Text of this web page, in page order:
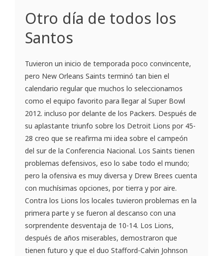
Otro día de todos los
Santos
Tuvieron un inicio de temporada poco convincente,
pero New Orleans Saints terminó tan bien el
calendario regular que muchos lo seleccionamos
como el equipo favorito para llegar al Super Bowl
2012. incluso por delante de los Packers. Después de
su aplastante triunfo sobre los Detroit Lions por 45-
28 creo que se reafirma mi idea sobre el campeón
del sur de la Conferencia Nacional. Los Saints tienen
problemas defensivos, eso lo sabe todo el mundo;
pero la ofensiva es muy diversa y Drew Brees cuenta
con muchísimas opciones, por tierra y por aire.
Contra los Lions los locales tuvieron problemas en la
primera parte y se fueron al descanso con una
sorprendente desventaja de 10-14. Los Lions,
después de años miserables, demostraron que
tienen futuro y que el duo Stafford-Calvin Johnson